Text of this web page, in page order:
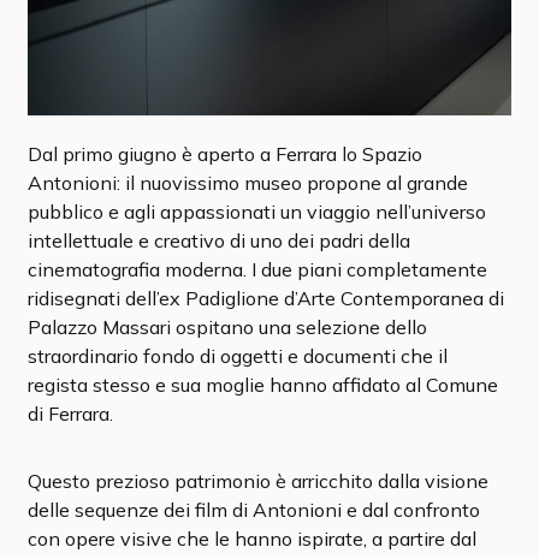
Dal primo giugno è aperto a Ferrara lo Spazio
Antonioni: il nuovissimo museo propone al grande
pubblico e agli appassionati un viaggio nell’universo
intellettuale e creativo di uno dei padri della
cinematografia moderna. I due piani completamente
ridisegnati dell’ex Padiglione d’Arte Contemporanea di
Palazzo Massari ospitano una selezione dello
straordinario fondo di oggetti e documenti che il
regista stesso e sua moglie hanno affidato al Comune
di Ferrara.
Questo prezioso patrimonio è arricchito dalla visione
delle sequenze dei film di Antonioni e dal confronto
con opere visive che le hanno ispirate, a partire dal